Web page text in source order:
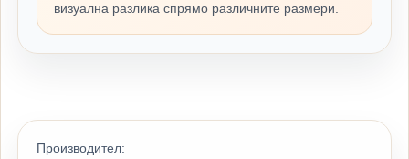
визуална разлика спрямо различните размери.
Производител: